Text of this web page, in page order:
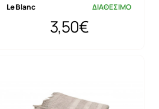
Le Blanc ΔΙΑΘΕΣΙΜΟ
3,50€